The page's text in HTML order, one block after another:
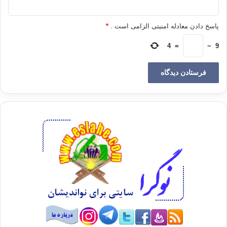
سرانجام، با نشان دادن پوسته ای از عکس های مربوط به شکنجه
های زندان ابوغریب در عراق، سس برنامه خبری به اتمام می رسد.
«جهان بدین سان به پیش می رود» این عبارت را ونسان هرووئه در
شبکه ی LCI با نوعی کنایه به تقدیرگرایی ابراز می دارد:
تردید این امر خیلی خطرناک است! یا اینکه برعکس، بایستی به آنان
توصیه کنیم که وضعیت شخصی و شرایط فردی خود را نسبی تصور
برنامه ی خبری تلویزیون، حاوی بیست دقیقه اضطراب و دلهره و ده
دقیقه اخبار مربوط به «گذشته بهتر بود» است.
ملاحظه ی فوق مبتنی بر بررسی تحقیقی «آژانس یورو آر. اس.سی
.چی» است که در سال 2006 بر اساس واکنش های یک مجموعه
پاسخ دادن معادله امنیتی الزامی است . *
9
−
=
4